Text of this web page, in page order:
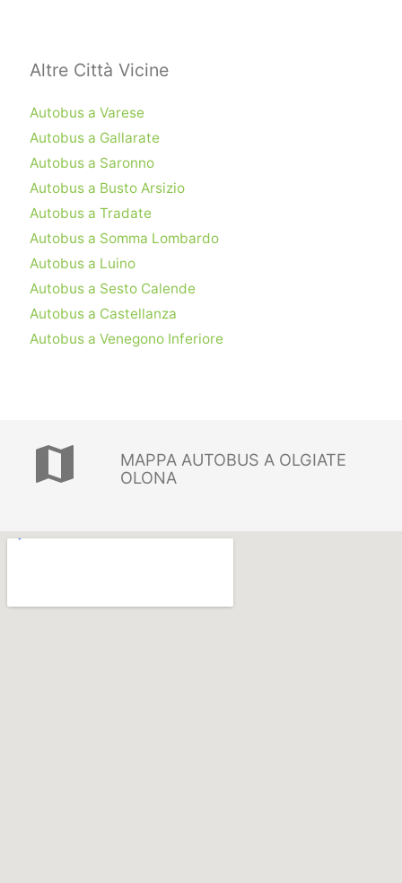
Altre Città Vicine
Autobus a Varese
Autobus a Gallarate
Autobus a Saronno
Autobus a Busto Arsizio
Autobus a Tradate
Autobus a Somma Lombardo
Autobus a Luino
Autobus a Sesto Calende
Autobus a Castellanza
Autobus a Venegono Inferiore
map
MAPPA AUTOBUS A OLGIATE
OLONA